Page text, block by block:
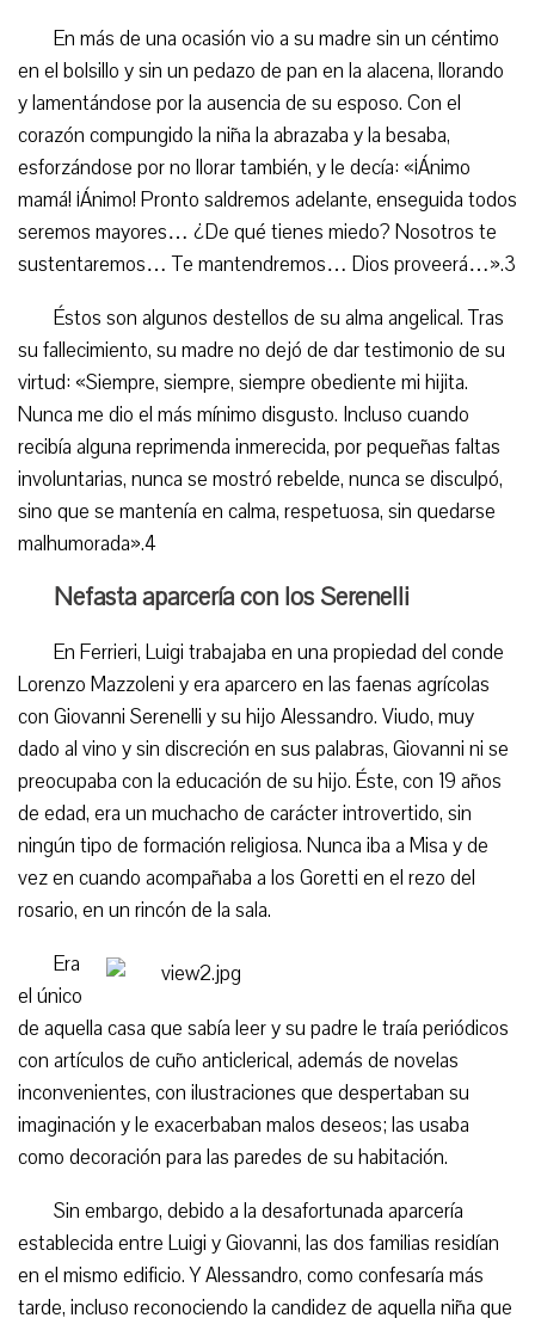
En más de una ocasión vio a su madre sin un céntimo
en el bolsillo y sin un pedazo de pan en la alacena, llorando
y lamentándose por la ausencia de su esposo. Con el
corazón compungido la niña la abrazaba y la besaba,
esforzándose por no llorar también, y le decía: «¡Ánimo
mamá! ¡Ánimo! Pronto saldremos adelante, enseguida todos
seremos mayores… ¿De qué tienes miedo? Nosotros te
sustentaremos… Te mantendremos… Dios proveerá…».3
Éstos son algunos destellos de su alma angelical. Tras
su fallecimiento, su madre no dejó de dar testimonio de su
virtud: «Siempre, siempre, siempre obediente mi hijita.
Nunca me dio el más mínimo disgusto. Incluso cuando
recibía alguna reprimenda inmerecida, por pequeñas faltas
involuntarias, nunca se mostró rebelde, nunca se disculpó,
sino que se mantenía en calma, respetuosa, sin quedarse
malhumorada».4
Nefasta aparcería con los Serenelli
En Ferrieri, Luigi trabajaba en una propiedad del conde
Lorenzo Mazzoleni y era aparcero en las faenas agrícolas
con Giovanni Serenelli y su hijo Alessandro. Viudo, muy
dado al vino y sin discreción en sus palabras, Giovanni ni se
preocupaba con la educación de su hijo. Éste, con 19 años
de edad, era un muchacho de carácter introvertido, sin
ningún tipo de formación religiosa. Nunca iba a Misa y de
vez en cuando acompañaba a los Goretti en el rezo del
rosario, en un rincón de la sala.
Era
el único
de aquella casa que sabía leer y su padre le traía periódicos
con artículos de cuño anticlerical, además de novelas
inconvenientes, con ilustraciones que despertaban su
imaginación y le exacerbaban malos deseos; las usaba
como decoración para las paredes de su habitación.
Sin embargo, debido a la desafortunada aparcería
establecida entre Luigi y Giovanni, las dos familias residían
en el mismo edificio. Y Alessandro, como confesaría más
tarde, incluso reconociendo la candidez de aquella niña que